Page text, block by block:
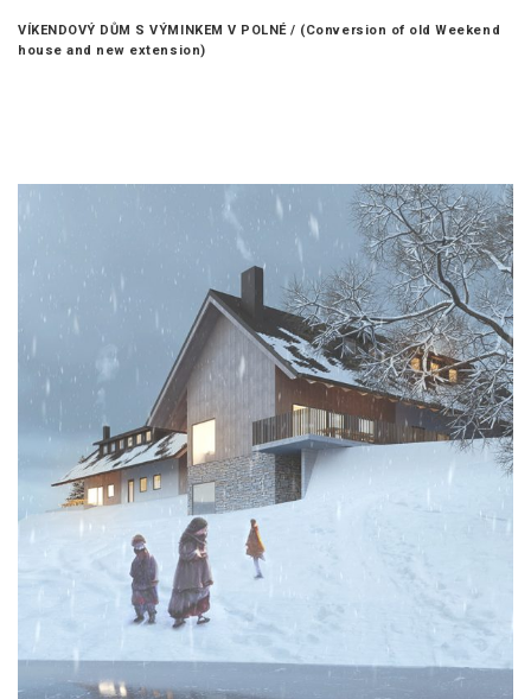
VÍKENDOVÝ DŮM S VÝMINKEM V POLNÉ / (Conversion of old Weekend
house and new extension)